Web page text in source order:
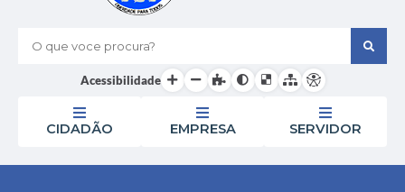
O que voce procura?
Acessibilidade
CIDADÃO EMPRESA SERVIDOR